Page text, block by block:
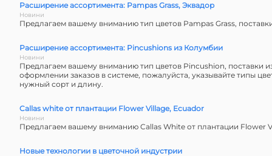
Расширение ассортимента: Pampas Grass, Эквадор
Новини
Предлагаем вашему вниманию тип цветов Pampas Grass,
Расширение ассортимента: Pincushions из Колумбии
Новини
Предлагаем вашему вниманию тип цветов Pincushion, поставки
оформлении заказов в системе, пожалуйста, указывайте типы
нужный сорт и длину.
Callas white от плантации Flower Village, Ecuador
Новини
Предлагаем вашему вниманию Callas White от плантации Flower
Новые технологии в цветочной индустрии